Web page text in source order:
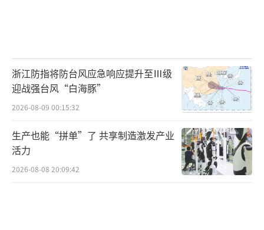
浙江防指将防台风应急响应提升至Ⅲ级
迎战强台风“白海豚”
2026-08-09 00:15:32
生产也能“拼单”了 共享制造激发产业
活力
2026-08-08 20:09:42